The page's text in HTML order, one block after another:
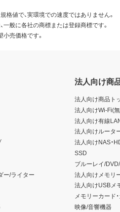
値で、実環境での速度ではありません。
般に各社の商標または登録商標です。
売価格です。
ー/ライター
法人向け商
法人向け商品ト
法人向けWi-Fi(
法人向け有線
法人向けルータ
法人向けNAS・
SSD
ブルーレイ/
法人向けメモリ
法人向けUSBメ
メモリーカード
映像/音響機器